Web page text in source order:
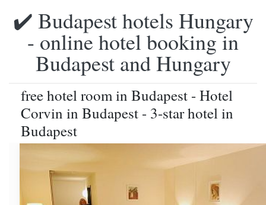
✔️ Budapest hotels Hungary
- online hotel booking in
Budapest and Hungary
free hotel room in Budapest - Hotel
Corvin in Budapest - 3-star hotel in
Budapest